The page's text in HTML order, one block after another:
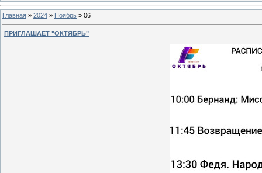
Главная » 2024 » Ноябрь » 06
ПРИГЛАШАЕТ "ОКТЯБРЬ"